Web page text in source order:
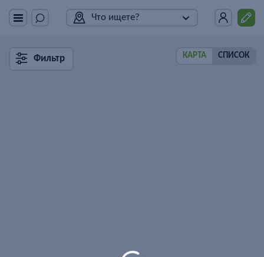
Что ищете?
Фильтр КАРТА СПИСОК